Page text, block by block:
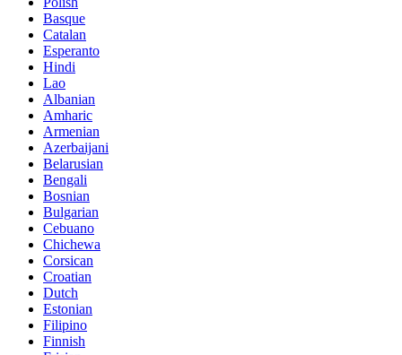
Basque
Catalan
Esperanto
Hindi
Lao
Albanian
Amharic
Armenian
Azerbaijani
Belarusian
Bengali
Bosnian
Bulgarian
Cebuano
Chichewa
Corsican
Croatian
Dutch
Estonian
Filipino
Finnish